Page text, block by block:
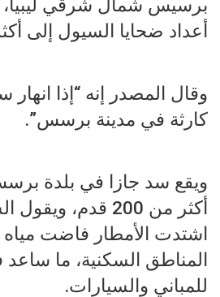
برسيس شمال شرقي
أعداد ضحايا السيول إلى أكثر
وقال المصدر إنه “إذا
كارثة في مدينة برسس”.
ويقع سد جازا في بلدة
أكثر من 200 قدم،
اشتدت الأمطار فاضت مياه
المناطق السكنية، ما
للمباني والسيارات.